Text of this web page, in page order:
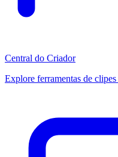
Central do Criador
Explore ferramentas de